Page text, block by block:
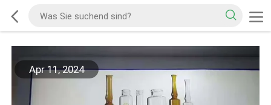
Apr 11, 2024